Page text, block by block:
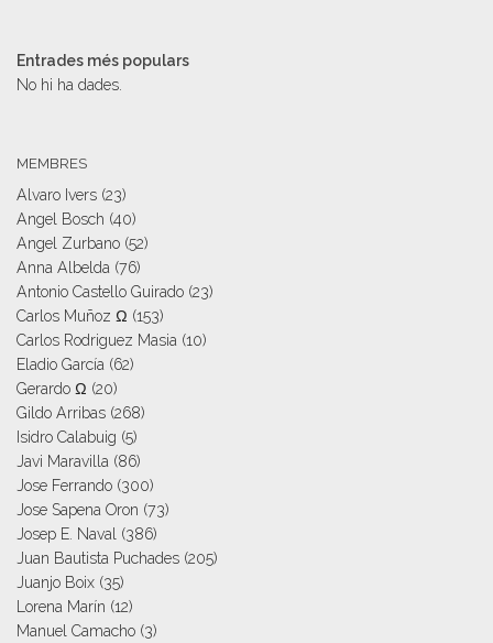
Entrades més populars
No hi ha dades.
MEMBRES
Alvaro Ivers (23)
Angel Bosch (40)
Angel Zurbano (52)
Anna Albelda (76)
Antonio Castello Guirado (23)
Carlos Muñoz Ω (153)
Carlos Rodriguez Masia (10)
Eladio García (62)
Gerardo Ω (20)
Gildo Arribas (268)
Isidro Calabuig (5)
Javi Maravilla (86)
Jose Ferrando (300)
Jose Sapena Oron (73)
Josep E. Naval
(386)
Juan Bautista Puchades (205)
Juanjo Boix (35)
Lorena Marín (12)
Manuel Camacho (3)